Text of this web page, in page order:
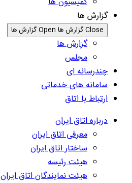
گزارش ها
Close گزارش ها Open گزارش ها
گزارش ها
مجلس
چندرسانه ای
سامانه های خدماتی
ارتباط با اتاق
درباره اتاق ایران
معرفی اتاق ایران
ساختار اتاق ایران
هیئت رئیسه
هیئت نمایندگان اتاق ایران